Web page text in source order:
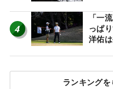
4
「一
っぱ
洋佑
ランキングを